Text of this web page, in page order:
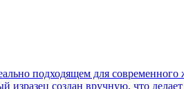
подходящем для
изразец создан вручную, что